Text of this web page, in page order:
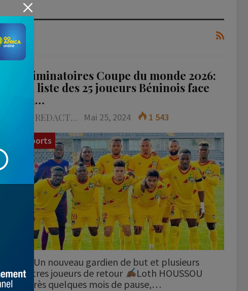
Éliminatoires Coupe du monde 2026:
La liste des 25 joueurs Béninois face
au…
LA REDACTION Mai 25, 2024
1 543
Sports
Un nouveau gardien de but et plusieurs
autres joueurs de retour
Loth HOUSSOU
Après quelques mois de pause,…